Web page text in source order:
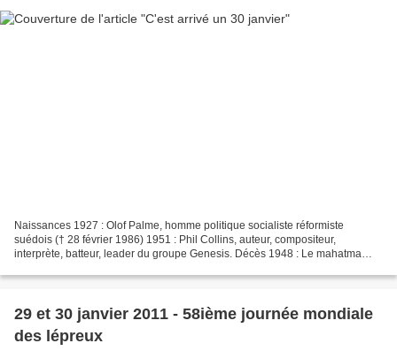
Naissances 1927 : Olof Palme, homme politique socialiste réformiste
suédois († 28 février 1986) 1951 : Phil Collins, auteur, compositeur,
interprète, batteur, leader du groupe Genesis. Décès 1948 : Le mahatma
29 et 30 janvier 2011 - 58ième journée mondiale
des lépreux